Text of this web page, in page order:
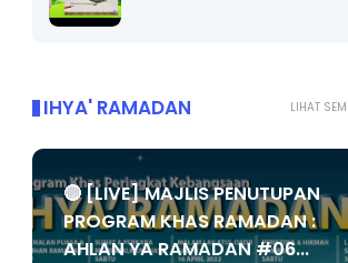
LIHAT
IHYA' RAMADAN
🔴 [LIVE] MAJLIS PENUTUPAN
PROGRAM KHAS RAMADAN :
AHLAN YA RAMADAN #06...